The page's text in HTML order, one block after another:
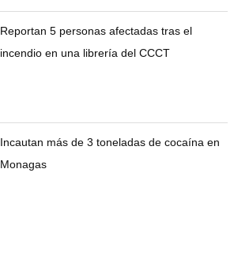
Reportan 5 personas afectadas tras el
incendio en una librería del CCCT
Incautan más de 3 toneladas de cocaína en
Monagas